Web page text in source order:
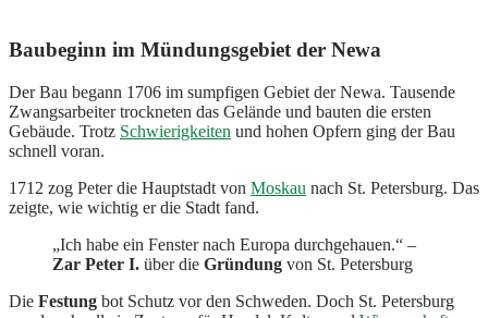
Baubeginn im Mündungsgebiet der Newa
Der Bau begann 1706 im sumpfigen Gebiet der Newa. Tausende
Zwangsarbeiter trockneten das Gelände und bauten die ersten
Gebäude. Trotz Schwierigkeiten und hohen Opfern ging der Bau
schnell voran.
1712 zog Peter die Hauptstadt von Moskau nach St. Petersburg. Das
zeigte, wie wichtig er die Stadt fand.
„Ich habe ein Fenster nach Europa durchgehauen.“ –
Zar Peter I. über die Gründung von St. Petersburg
Die Festung bot Schutz vor den Schweden. Doch St. Petersburg